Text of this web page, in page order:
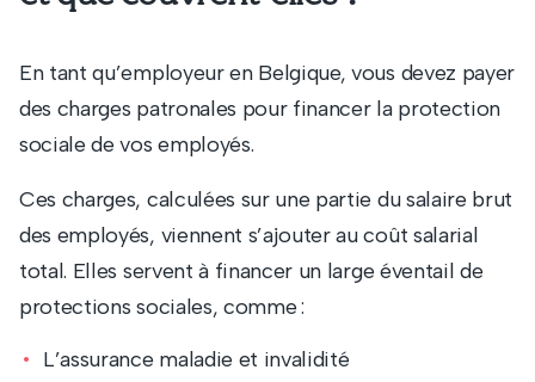
En tant qu’employeur en Belgique, vous devez payer
des charges patronales pour financer la protection
sociale de vos employés.
Ces charges, calculées sur une partie du salaire brut
des employés, viennent s’ajouter au coût salarial
total. Elles servent à financer un large éventail de
protections sociales, comme :
L’assurance maladie et invalidité